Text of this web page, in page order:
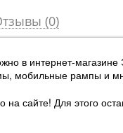
(0)
в интернет-
мобильные рампы и
сайте! Для этого